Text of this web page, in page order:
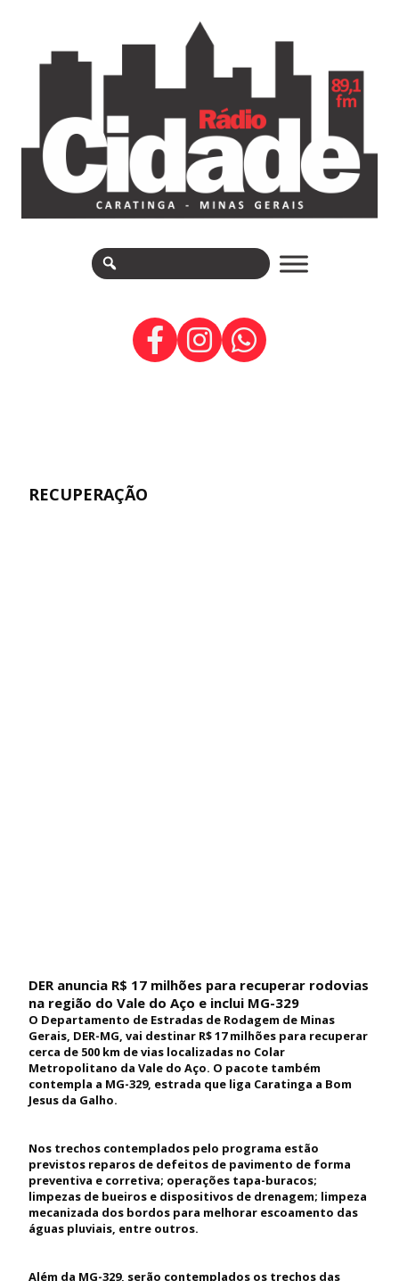
RECUPERAÇÃO
DER anuncia R$ 17 milhões para recuperar rodovias
na região do Vale do Aço e inclui MG-329
O Departamento de Estradas de Rodagem de Minas
Gerais, DER-MG, vai destinar R$ 17 milhões para recuperar
cerca de 500 km de vias localizadas no Colar
Metropolitano da Vale do Aço. O pacote também
contempla a MG-329, estrada que liga Caratinga a Bom
Jesus da Galho.
Nos trechos contemplados pelo programa estão
previstos reparos de defeitos de pavimento de forma
preventiva e corretiva; operações tapa-buracos;
limpezas de bueiros e dispositivos de drenagem; limpeza
mecanizada dos bordos para melhorar escoamento das
águas pluviais, entre outros.
Além da MG-329, serão contemplados os trechos das